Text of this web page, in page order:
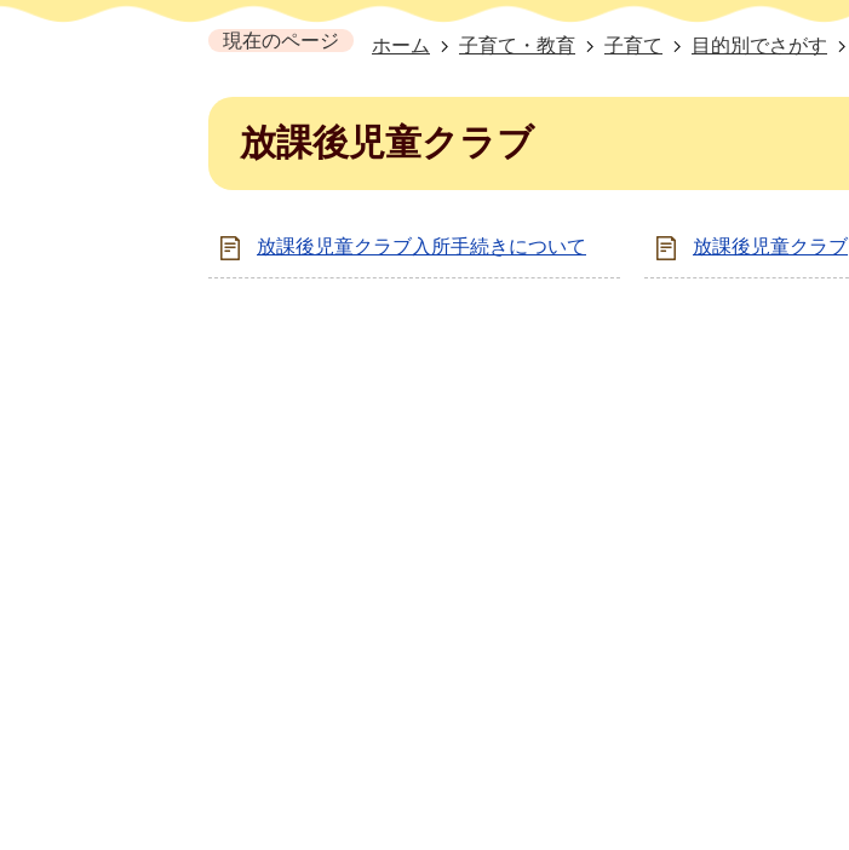
現在のページ ホーム 子育て・教育 子育て 目的別でさがす
放課後児童クラブ
放課後児童クラブ入所手続きについて 放課後児童クラブ